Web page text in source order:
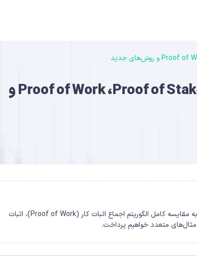
الگوریتم اجماع در بلاکچین چیست؟ مقایسه Proof of Work ،Proof of Stake و
الگوریتم‌های اجماع (Consensus) چطور در بلاکچین کار می‌کنند؟ در این مقاله به مقایسه کامل الگوریتم اجماع اثبات کار (Proof of Work)، اثبات